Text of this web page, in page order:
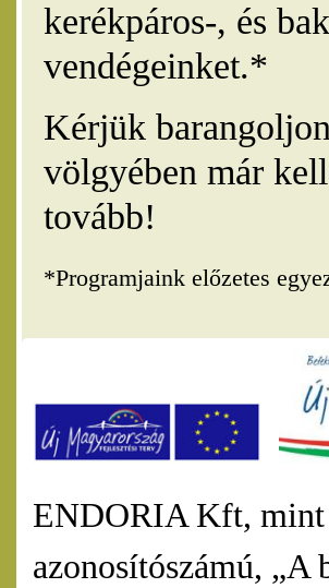
kerékpáros-, és
vendégeinket.*
Kérjük
völgyében már
tovább!
*Programjaink előzetes
ENDORIA Kft, mint
azonosítószámú, „A